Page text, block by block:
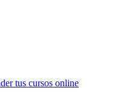
tus cursos online